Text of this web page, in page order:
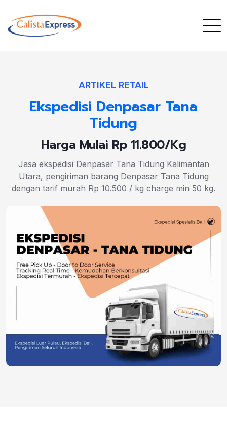
ARTIKEL RETAIL
Ekspedisi Denpasar Tana
Tidung
Harga Mulai Rp 11.800/Kg
Jasa ekspedisi Denpasar Tana Tidung Kalimantan
Utara, pengiriman barang Denpasar Tana Tidung
dengan tarif murah Rp 10.500 / kg charge min 50 kg.